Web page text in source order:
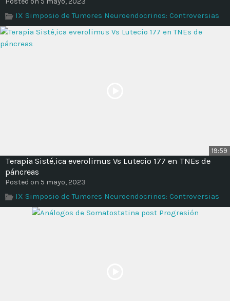
IX Simposio de Tumores Neuroendocrinos: Controversias
19:59
Terapia Sisté,ica everolimus Vs Lutecio 177 en TNEs de
páncreas
Posted on 5 mayo, 2023
IX Simposio de Tumores Neuroendocrinos: Controversias